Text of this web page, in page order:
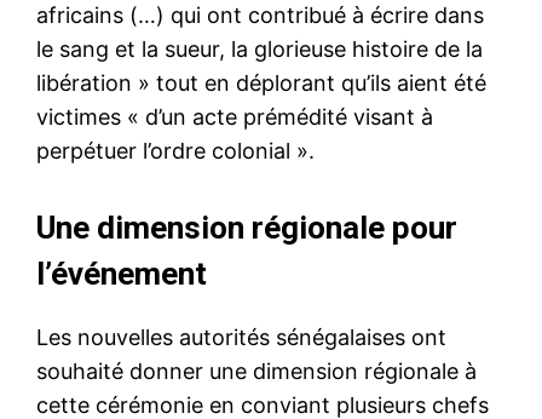
africains (…) qui ont contribué à écrire dans
le sang et la sueur, la glorieuse histoire de la
libération » tout en déplorant qu’ils aient été
victimes « d’un acte prémédité visant à
perpétuer l’ordre colonial ».
Une dimension régionale pour
l’événement
Les nouvelles autorités sénégalaises ont
souhaité donner une dimension régionale à
cette cérémonie en conviant plusieurs chefs